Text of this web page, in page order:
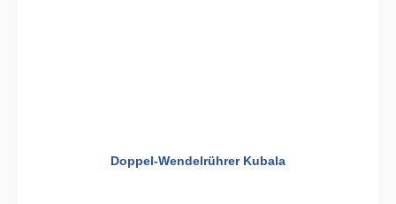
Doppel-Wendelrührer Kubala